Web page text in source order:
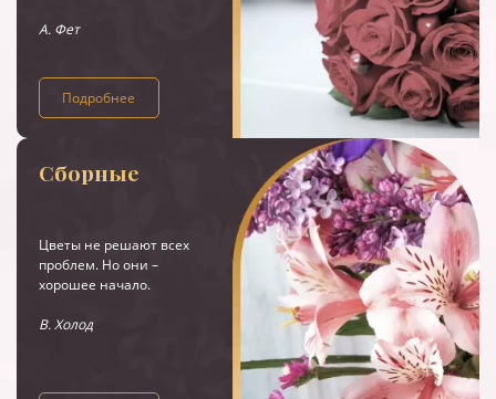
А. Фет
Подробнее
Сборные
Цветы не решают всех
проблем. Но они –
хорошее начало.
В. Холод